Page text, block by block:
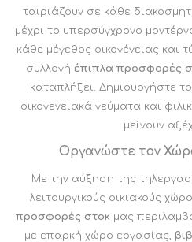
ταιριάζουν σε κάθε
μέχρι το υπερσύγχρονο
κάθε μέγεθος οικογένειας και
συλλογή έπιπλα προσφορές
καταπλήξει. Δημιουργήστε
οικογενειακά γεύματα και
μείνουν
Οργανώστε τον
Με την αύξηση της
λειτουργικούς οικιακούς
προσφορές στοκ μας
με επαρκή χώρο εργασίας,